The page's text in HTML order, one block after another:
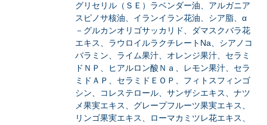
グリセリル（ＳＥ）ラベンダー油、アルガニア
スピノサ核油、イランイラン花油、シア脂、α
－グルカンオリゴサッカリド、ダマスクバラ花
エキス、ラウロイルラクチレートNa、シアノコ
バラミン、ライム果汁、オレンジ果汁、セラミ
ドＮＰ、ヒアルロン酸Ｎａ、レモン果汁、セラ
ミドＡＰ、セラミドＥＯＰ、フィトスフィンゴ
シン、コレステロール、サンザシエキス、ナツ
メ果実エキス、グレープフルーツ果実エキス、
リンゴ果実エキス、ローマカミツレ花エキス、